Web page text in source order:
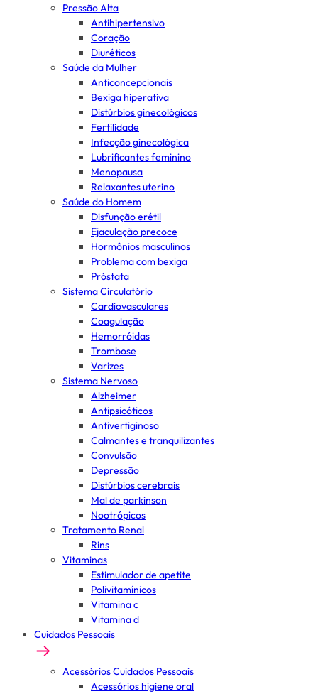
Pressão Alta
Antihipertensivo
Coração
Diuréticos
Saúde da Mulher
Anticoncepcionais
Bexiga hiperativa
Distúrbios ginecológicos
Fertilidade
Infecção ginecológica
Lubrificantes feminino
Menopausa
Relaxantes uterino
Saúde do Homem
Disfunção erétil
Ejaculação precoce
Hormônios masculinos
Problema com bexiga
Próstata
Sistema Circulatório
Cardiovasculares
Coagulação
Hemorróidas
Trombose
Varizes
Sistema Nervoso
Alzheimer
Antipsicóticos
Antivertiginoso
Calmantes e tranquilizantes
Convulsão
Depressão
Distúrbios cerebrais
Mal de parkinson
Nootrópicos
Tratamento Renal
Rins
Vitaminas
Estimulador de apetite
Polivitamínicos
Vitamina c
Vitamina d
Cuidados Pessoais
Acessórios Cuidados Pessoais
Acessórios higiene oral